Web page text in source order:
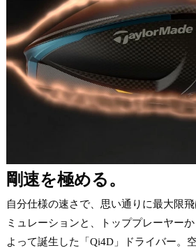
剛速を極める。
自分仕様の速さで、思い通りに最大限
ミュレーションと、トッププレーヤー
よって誕生した「Qi4D」ドライバー。